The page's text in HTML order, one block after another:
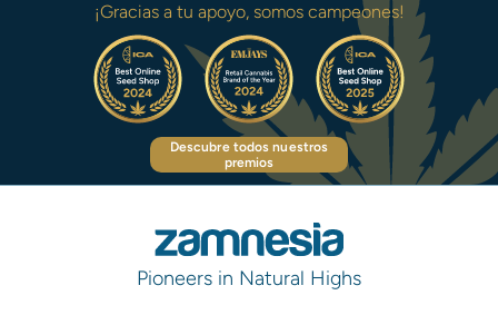
¡Gracias a tu apoyo, somos campeones!
Descubre todos nuestros
premios
Pioneers in Natural Highs